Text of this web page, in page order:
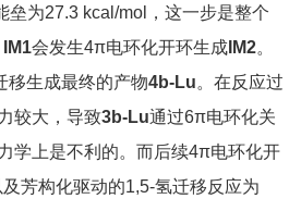
垒为27.3 kcal/mol，这一步是整个
IM1会发生4π电环化开环生成 IM2。
移生成最终的产物4b-Lu。在反应过
较大，导致3b-Lu通过6π电环化关
学上是不利的。而后续4π电环化开
芳构化驱动的1,5-氢迁移反应为